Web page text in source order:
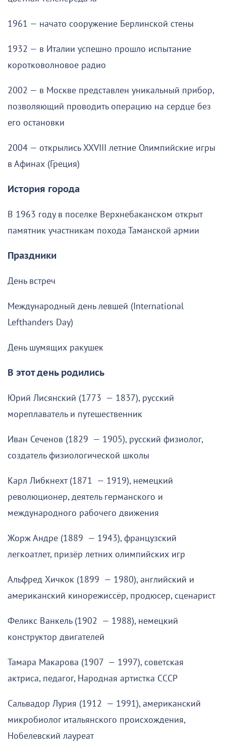
1961 — начато сооружение Берлинской стены
1932 — в Италии успешно прошло испытание
коротковолновое радио
2002 — в Москве представлен уникальный прибор,
позволяющий проводить операцию на сердце без
его остановки
2004 — открылись XXVIII летние Олимпийские игры
в Афинах (Греция)
История города
В 1963 году в поселке Верхнебаканском открыт
памятник участникам похода Таманской армии
Праздники
День встреч
Международный день левшей (International
Lefthanders Day)
День шумящих ракушек
В этот день родились
Юрий Лисянский (1773 — 1837), русский
мореплаватель и путешественник
Иван Сеченов (1829 — 1905), русский физиолог,
создатель физиологической школы
Карл Либкнехт (1871 — 1919), немецкий
революционер, деятель германского и
международного рабочего движения
Жорж Андре (1889 — 1943), французский
легкоатлет, призёр летних олимпийских игр
Альфред Хичкок (1899 — 1980), английский и
американский кинорежиссёр, продюсер, сценарист
Феликс Ванкель (1902 — 1988), немецкий
конструктор двигателей
Тамара Макарова (1907 — 1997), советская
актриса, педагог, Народная артистка СССР
Сальвадор Лурия (1912 — 1991), американский
микробиолог итальянского происхождения,
Нобелевский лауреат